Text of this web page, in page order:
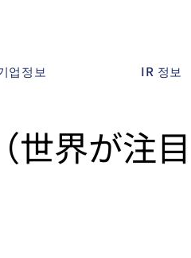
업정보 IR 정보
世界が注